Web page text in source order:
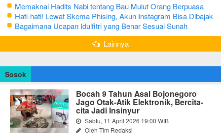
Memaknai Hadits Nabi tentang Bau Mulut Orang Berpuasa
Secara Bijak Agar Tidak Menggangu
Hati-hati! Lewat Skema Phising, Akun Instagram Bisa Dibajak
Kurang dari 3 Menit
Bagaimana Ucapan Idulfitri yang Benar Sesuai Sunah
Rasulullah
Lainnya
Sosok
Bocah 9 Tahun Asal Bojonegoro
Jago Otak-Atik Elektronik, Bercita-
cita Jadi Insinyur
Sabtu, 11 April 2026 19:00 WIB
Oleh Tim Redaksi